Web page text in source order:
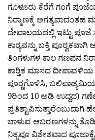
ಗೂಳೂರು ಕೆರೆಗೆ ಗಂಗೆ
ನಿರ‍್ಮಾಣಕ್ಕೆ ಅಗತ್ಯವಾದಂತಹ
ದೇವಾಲಯದಲ್ಲಿ ಇಟ್ಟು ಪೂಜೆ
ಕಾರ‍್ಯವನ್ನು ಬಕ್ತಿ
ತಿಂಗಳುಗಳ ಕಾಲ ಗಣಪನ
ಕಾರ‍್ತಿಕ ಮಾಸದ ದೀಪಾವಳಿಯ
ಪೂರ‍್ಣಗೊಳಿಸಿ,
9ರಿಂದ 10 ಅಡಿ ಉದ್ದದ)
ಬಾಳುವ ಆಬರಣಗಳನ್ನು
ನಿತ್ಯವೂ ವಿಶೇಶವಾದ